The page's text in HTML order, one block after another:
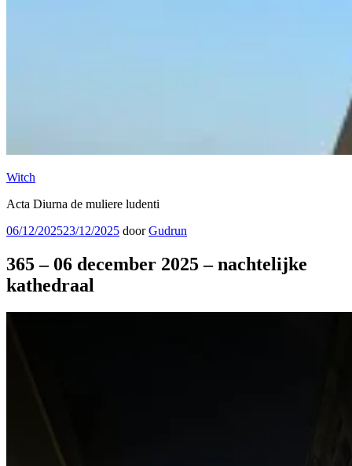
Witch
Acta Diurna de muliere ludenti
Geplaatst
06/12/202523/12/2025 doorGudrun
365 – 06 december 2025 – nachtelijke
kathedraal